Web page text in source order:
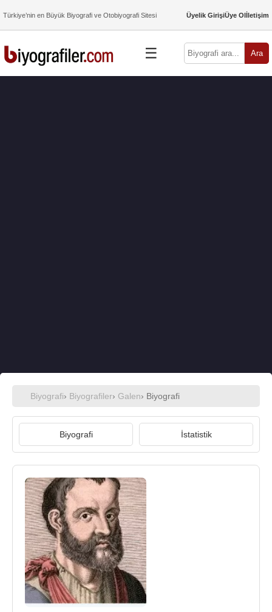
Türkiye’nin en Büyük Biyografi ve Otobiyografi Sitesi Üyelik GirişiÜye Olİletişim
☰ Ara
Biyografi› Biyografiler› Galen› Biyografi
Biyografi İstatistik